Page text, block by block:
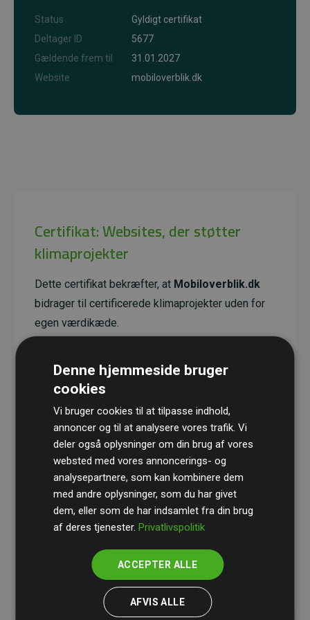
Status
Gyldigt certifikat
Deltager ID
5677
Gældende frem til
31.01.2027
Website
mobiloverblik.dk
Certifikat: Websites, der støtter
klimaprojekter
Dette certifikat bekræfter, at Mobiloverblik.dk
bidrager til certificerede klimaprojekter uden for
egen værdikæde.
reducerende effekt, som i gennemsnit svarer til
dobbelt så meget CO₂ som den estimerede
Alle projekter er verificeret gennem Gold
Standard– en international ordning, der sikrer høj
kvalitet og gennemsigtighed i klimainvesteringer.
Du kan læse mere om de konkrete projekter
initiativet Websites, der støtter klimaprojekter
Denne hjemmeside bruger
cookies
Vi bruger cookies til at tilpasse indhold,
annoncer og til at analysere vores trafik. Vi
deler også oplysninger om din brug af vores
websted med vores annoncerings- og
analysepartnere, som kan kombinere dem
med andre oplysninger, som du har givet
dem, eller som de har indsamlet fra din brug
af deres tjenester.Privatlivspolitik
ACCEPTER ALLE
AFVIS ALLE